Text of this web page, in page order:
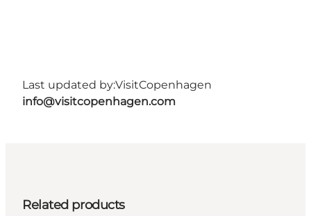
Last updated by:VisitCopenhagen
info@visitcopenhagen.com
Related products